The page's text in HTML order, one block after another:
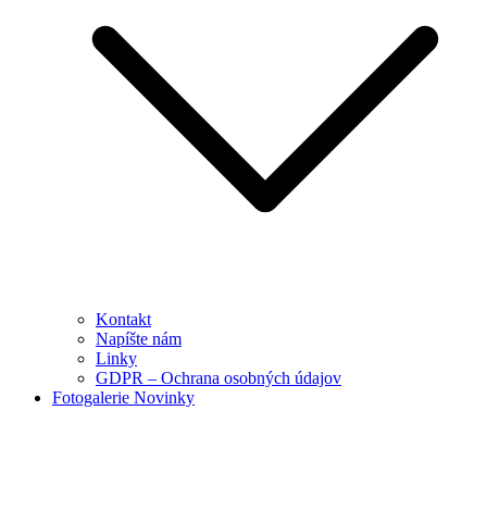
Kontakt
Napíšte nám
Linky
GDPR – Ochrana osobných údajov
Fotogalerie Novinky